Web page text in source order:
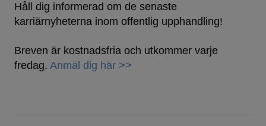
Håll dig informerad om de senaste
karriärnyheterna inom offentlig upphandling!
Breven är kostnadsfria och utkommer varje
fredag. Anmäl dig här >>